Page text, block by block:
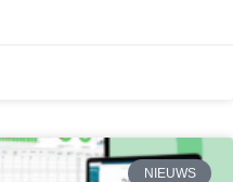
NIEUWS